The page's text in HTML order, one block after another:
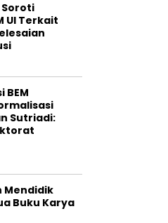
UI Terkait
BEM
Sutriadi:
Mendidik
Buku Karya